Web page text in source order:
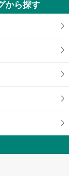
から探す